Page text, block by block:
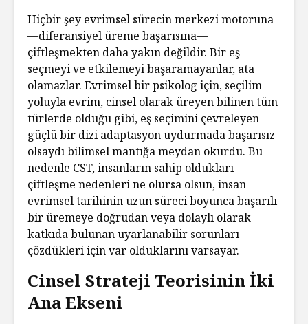
Hiçbir şey evrimsel sürecin merkezi motoruna
—diferansiyel üreme başarısına—
çiftleşmekten daha yakın değildir. Bir eş
seçmeyi ve etkilemeyi başaramayanlar, ata
olamazlar. Evrimsel bir psikolog için, seçilim
yoluyla evrim, cinsel olarak üreyen bilinen tüm
türlerde olduğu gibi, eş seçimini çevreleyen
güçlü bir dizi adaptasyon uydurmada başarısız
olsaydı bilimsel mantığa meydan okurdu. Bu
nedenle CST, insanların sahip oldukları
çiftleşme nedenleri ne olursa olsun, insan
evrimsel tarihinin uzun süreci boyunca başarılı
bir üremeye doğrudan veya dolaylı olarak
katkıda bulunan uyarlanabilir sorunları
çözdükleri için var olduklarını varsayar.
Cinsel Strateji Teorisinin İki
Ana Ekseni